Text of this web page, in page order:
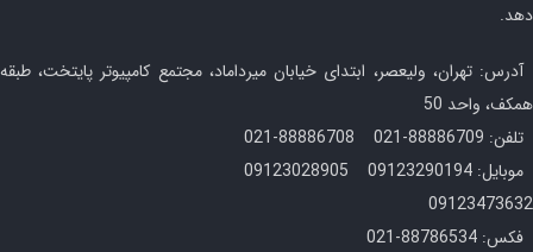
دهد.
آدرس: تهران، ولیعصر، ابتدای خیابان میرداماد، مجتمع کامپیوتر پایتخت، طبقه
همکف، واحد 50
تلفن: 88886709-021 88886708-021
موبایل: 09123290194 09123028905
09123473632
فکس: 88786534-021